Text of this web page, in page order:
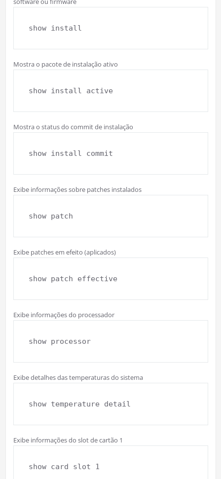
show install
Mostra o pacote de instalação ativo
show install active
Mostra o status do commit de instalação
show install commit
Exibe informações sobre patches instalados
show patch
Exibe patches em efeito (aplicados)
show patch effective
Exibe informações do processador
show processor
Exibe detalhes das temperaturas do sistema
show temperature detail
Exibe informações do slot de cartão 1
show card slot 1